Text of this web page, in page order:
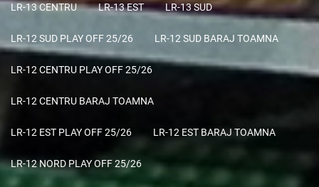
LR-13 CENTRU LR-13 EST LR-13 SUD
LR-12 SUD PLAY OFF 25/26 LR-12 SUD BARAJ TOAMNA
LR-12 CENTRU PLAY OFF 25/26
LR-12 CENTRU BARAJ TOAMNA
LR-12 EST PLAY OFF 25/26 LR-12 EST BARAJ TOAMNA
LR-12 NORD PLAY OFF 25/26